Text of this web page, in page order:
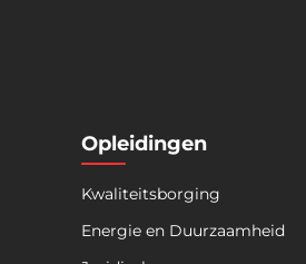
Opleidingen
Kwaliteitsborging
Energie en Duurzaamheid